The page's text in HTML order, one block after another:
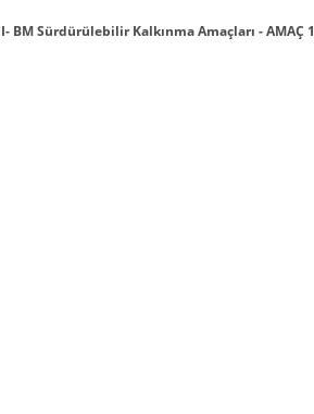
BM Sürdürülebilir Kalkınma Amaçları - AMAÇ